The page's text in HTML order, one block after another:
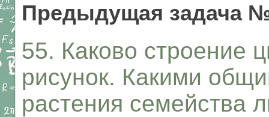
Предыдущая задача
55. Каково строение
рисунок. Какими
растения семейства